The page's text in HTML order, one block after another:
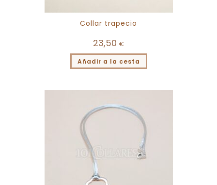
Collar trapecio
23,50 €
Añadir a la cesta